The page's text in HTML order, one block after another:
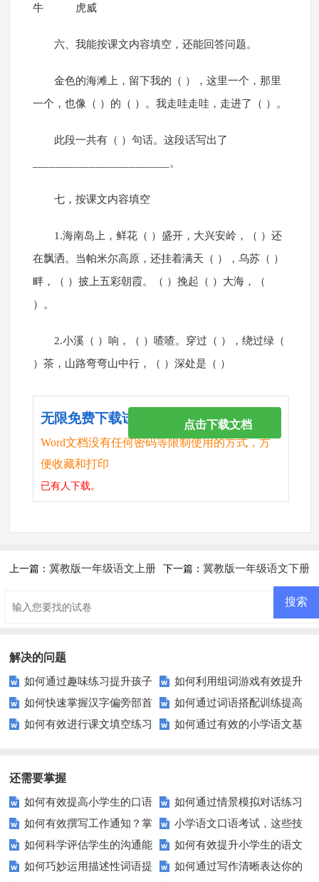
牛 虎威
六、我能按课文内容填空，还能回答问题。
金色的海滩上，留下我的（ ），这里一个，那里
一个，也像（ ）的（ ）。我走哇走哇，走进了（ ）。
此段一共有（ ）句话。这段话写出了
________________________。
七，按课文内容填空
1.海南岛上，鲜花（ ）盛开，大兴安岭，（ ）还
在飘洒。当帕米尔高原，还挂着满天（ ），乌苏（ ）
畔，（ ）披上五彩朝霞。（ ）挽起（ ）大海，（
）。
2.小溪（ ）响，（ ）喳喳。穿过（ ），绕过绿（
）茶，山路弯弯山中行，（ ）深处是（ ）
无限免费下载试卷
Word文档没有任何密码等限制使用的方式，方
便收藏和打印
已有人下载。
点击下载文档
上一篇：冀教版一年级语文上册 下一篇： 冀教版一年级语文下册
解决的问题
如何通过趣味练习提升孩子
的汉字书写技能？
如何利用组词游戏有效提升
孩子的词汇量？
如何快速掌握汉字偏旁部首
的变化规律？
如何通过词语搭配训练提高
你的写作水平？
如何有效进行课文填空练习
如何通过有效的小学语文基
还需要掌握
如何有效提高小学生的口语
交际测试成绩？
如何通过情景模拟对话练习
提高你的沟通能力？
如何有效撰写工作通知？掌
握这些技巧让你的通知更专业！
小学语文口语考试，这些技
巧让孩子自信应考？
如何科学评估学生的沟通能
力？
如何有效提升小学生的语文
拼写能力？
如何巧妙运用描述性词语提
如何通过写作清晰表达你的